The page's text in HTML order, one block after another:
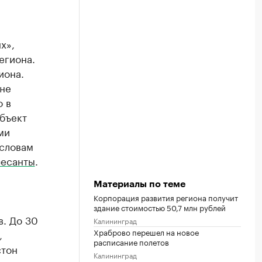
в
До 30
Материалы по теме
Корпорация развития региона получит
здание стоимостью 50,7 млн рублей
Калининград
Храброво перешел на новое
расписание полетов
Калининград